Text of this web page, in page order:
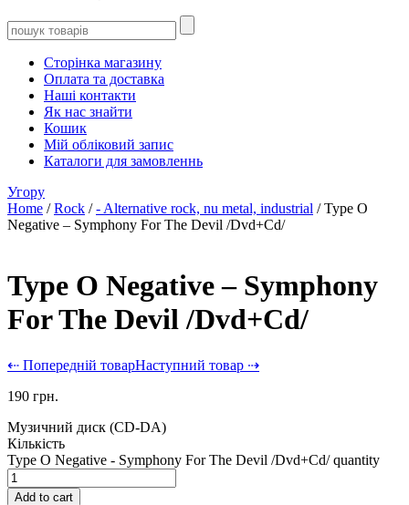
Сторінка магазину
Оплата та доставка
Наші контакти
Як нас знайти
Кошик
Мій обліковий запис
Каталоги для замовленнь
Угору
Home /Rock /- Alternative rock, nu metal, industrial / Type O
Negative – Symphony For The Devil /Dvd+Cd/
Type O Negative – Symphony
For The Devil /Dvd+Cd/
⇠ Попередній товарНаступний товар ⇢
190 грн.
Музичний диск (CD-DA)
Кількість
Type O Negative - Symphony For The Devil /Dvd+Cd/ quantity
Add to cart